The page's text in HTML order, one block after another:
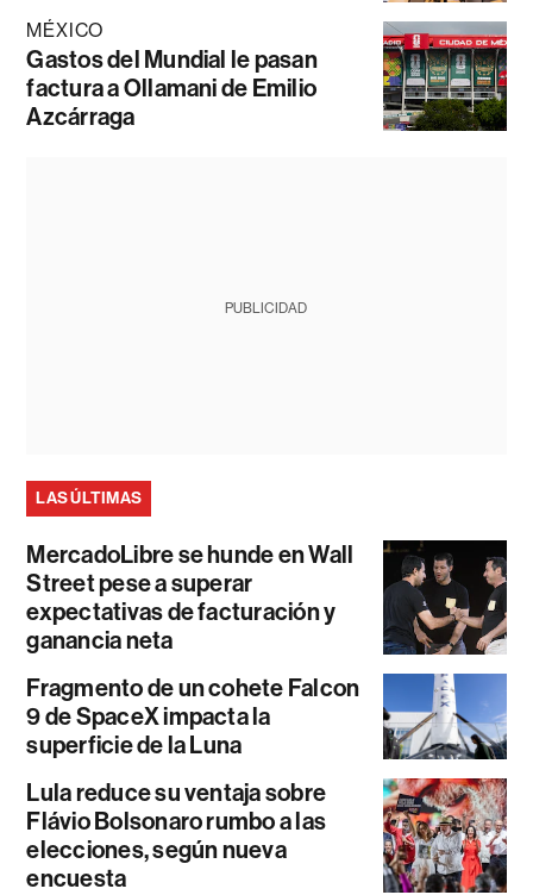
MÉXICO
Gastos del Mundial le pasan
factura a Ollamani de Emilio
Azcárraga
PUBLICIDAD
LAS ÚLTIMAS
MercadoLibre se hunde en Wall
Street pese a superar
expectativas de facturación y
ganancia neta
Fragmento de un cohete Falcon
9 de SpaceX impacta la
superficie de la Luna
Lula reduce su ventaja sobre
Flávio Bolsonaro rumbo a las
elecciones, según nueva
encuesta